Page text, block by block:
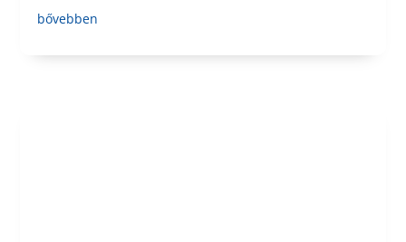
bővebben